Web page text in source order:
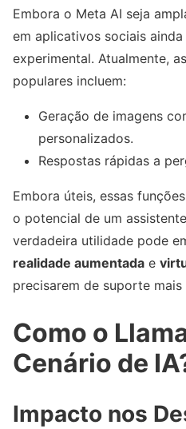
Embora o Meta AI seja
em aplicativos sociais
experimental. Atualmente,
populares incluem:
Geração de imagens
personalizados.
Respostas rápidas a
Embora úteis, essas
o potencial de um
verdadeira utilidade pode
realidade aumentada e
precisarem de suporte
Como o
Cenário de
Impacto nos